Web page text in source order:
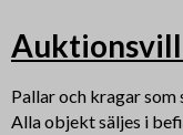
Pallar och kragar som
Alla objekt säljes i